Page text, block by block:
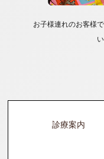
診療案内
お子様連れのお客様